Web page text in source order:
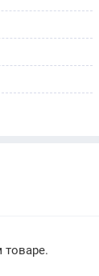
товаре.